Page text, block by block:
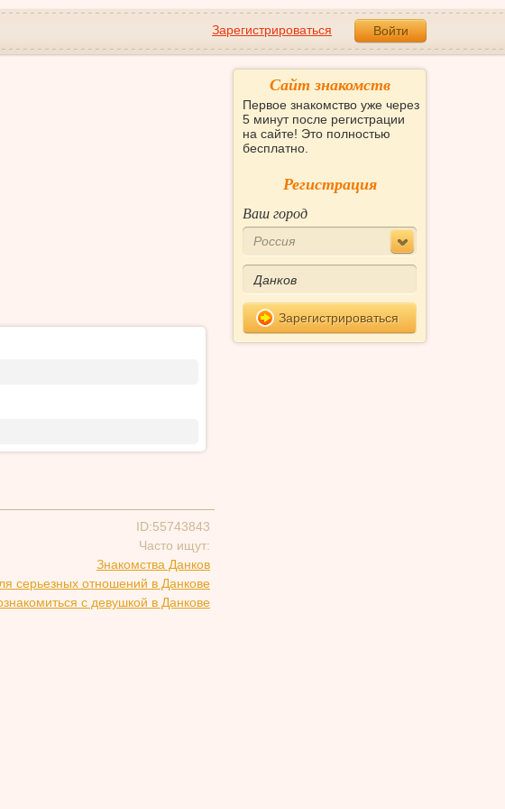
Зарегистрироваться Войти
ID:55743843
Часто ищут:
Знакомства Данков
серьезных отношений в Данкове
с девушкой в Данкове
Сайт знакомств
Первое знакомство уже через
5 минут после регистрации
на сайте! Это полностью
бесплатно.
Регистрация
Ваш город
Россия
Зарегистрироваться